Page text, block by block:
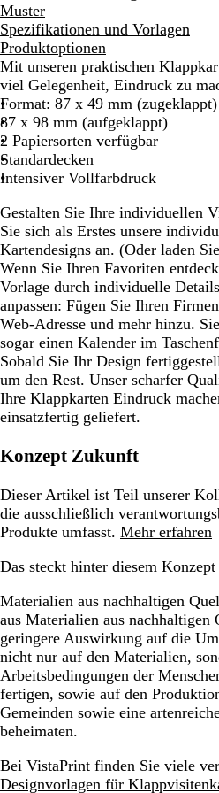
Muster
Spezifikationen und Vorlagen
Produktoptionen
Mit unseren praktischen
viel Gelegenheit, Eindruck zu
Format: 87 x 49 mm (zugeklappt)
87 x 98 mm (aufgeklappt)
2 Papiersorten verfügbar
Standardecken
Intensiver Vollfarbdruck
Gestalten Sie Ihre individuellen
Sie sich als Erstes unsere
Kartendesigns an. (Oder laden
Wenn Sie Ihren Favoriten
Vorlage durch individuelle
anpassen: Fügen Sie Ihren
Web-Adresse und mehr hinzu.
sogar einen Kalender im
Sobald Sie Ihr Design
um den Rest. Unser scharfer
Ihre Klappkarten Eindruck
einsatzfertig geliefert.
Konzept Zukunft
Dieser Artikel ist Teil unserer
die ausschließlich
Produkte umfasst. Mehr erfahren
Das steckt hinter diesem Konzept
Materialien aus nachhaltigen
aus Materialien aus nachhaltigen
geringere Auswirkung auf die
nicht nur auf den Materialien,
Arbeitsbedingungen der
fertigen, sowie auf den
Gemeinden sowie eine
beheimaten.
Bei VistaPrint finden Sie viele
Designvorlagen für